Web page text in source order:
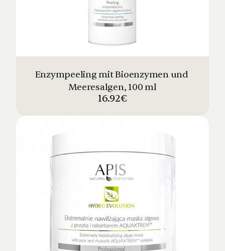
Enzympeeling mit Bioenzymen und
Meeresalgen, 100 ml
16.92€